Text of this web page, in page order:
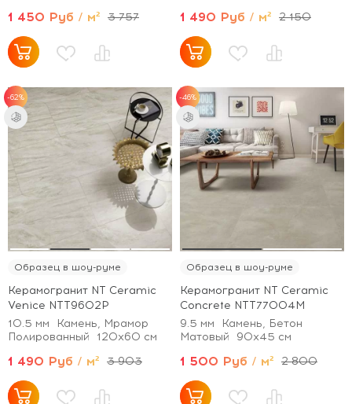
1 450 Руб / м² 3 757 1 490 Руб / м² 2 150
-62%
Образец в шоу-руме
Керамогранит NT Ceramic
Venice NTT9602P
10.5 мм
Камень, Мрамор
Полированный
120x60 см
1 490 Руб / м² 3 903
-46%
Образец в шоу-руме
Керамогранит NT Ceramic
Concrete NTT77004M
9.5 мм
Камень, Бетон
Матовый
90x45 см
1 500 Руб / м² 2 800